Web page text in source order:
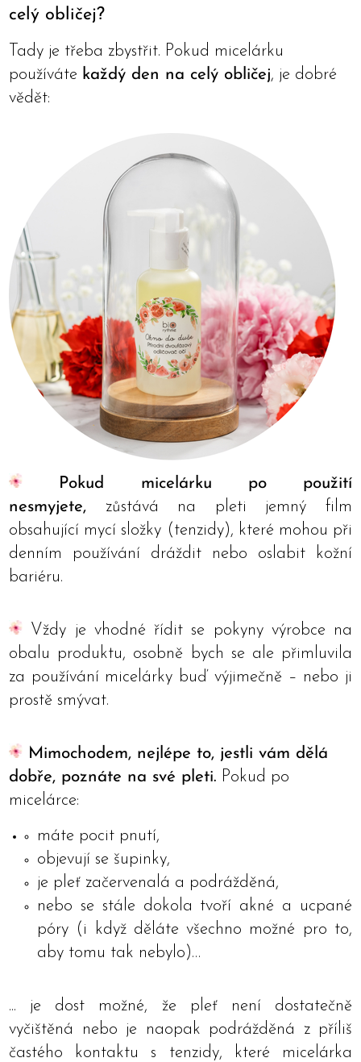
celý obličej?
Tady je třeba zbystřit. Pokud micelárku
používáte každý den na celý obličej, je dobré
vědět:
Pokud micelárku po použití
nesmyjete, zůstává na pleti jemný film
obsahující mycí složky (tenzidy), které mohou při
denním používání dráždit nebo oslabit kožní
bariéru.
Vždy je vhodné řídit se pokyny výrobce na
obalu produktu, osobně bych se ale přimluvila
za používání micelárky buď výjimečně – nebo ji
prostě smývat.
Mimochodem, nejlépe to, jestli vám dělá
dobře, poznáte na své pleti. Pokud po
micelárce:
máte pocit pnutí,
objevují se šupinky,
je pleť začervenalá a podrážděná,
nebo se stále dokola tvoří akné a ucpané
póry (i když děláte všechno možné pro to,
aby tomu tak nebylo)…
... je dost možné, že pleť není dostatečně
vyčištěná nebo je naopak podrážděná z příliš
častého kontaktu s tenzidy, které micelárka